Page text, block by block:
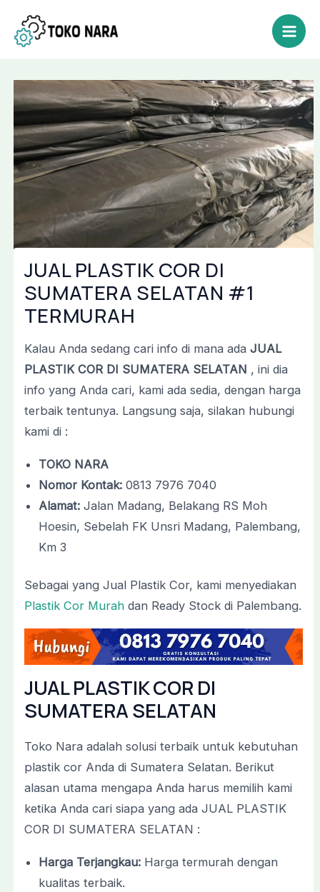
konten
Main
JUAL PLASTIK COR DI
SUMATERA SELATAN #1
TERMURAH
Kalau Anda sedang cari info di mana ada JUAL
PLASTIK COR DI SUMATERA SELATAN , ini dia
info yang Anda cari, kami ada sedia, dengan harga
terbaik tentunya. Langsung saja, silakan hubungi
kami di :
TOKO NARA
Nomor Kontak:0813 7976 7040
Alamat:Jalan Madang, Belakang RS Moh
Hoesin, Sebelah FK Unsri Madang, Palembang,
Km 3
Sebagai yang Jual Plastik Cor, kami menyediakan
Plastik Cor Murahdan Ready Stock di Palembang.
JUAL PLASTIK COR DI
SUMATERA SELATAN
Toko Nara adalah solusi terbaik untuk kebutuhan
plastik cor Anda di Sumatera Selatan. Berikut
alasan utama mengapa Anda harus memilih kami
ketika Anda cari siapa yang ada JUAL PLASTIK
COR DI SUMATERA SELATAN :
Harga Terjangkau:Harga termurah dengan
kualitas terbaik.
navigation